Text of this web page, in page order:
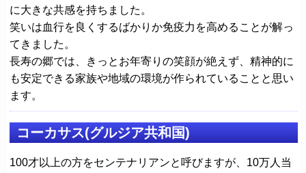
に大きな共感を持ちました。
笑いは血行を良くするばかりか免疫力を高めることが解っ
てきました。
長寿の郷では、きっとお年寄りの笑顔が絶えず、精神的に
も安定できる家族や地域の環境が作られていることと思い
ます。
コーカサス(グルジア共和国)
100才以上の方をセンテナリアンと呼びますが、10万人当